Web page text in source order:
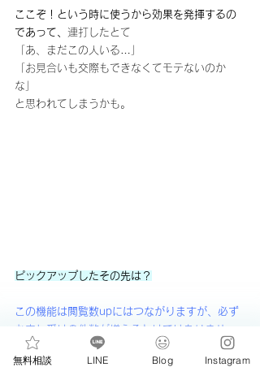
ここぞ！という時に使うから効果を発揮するの
であって、 連打したとて
「あ、まだこの人いる…」
「お見合いも交際もできなくてモテないのか
な」
と思われてしまうかも。
ピックアップしたその先は？
この機能は閲覧数upにはつながりますが、必ず
お申し受けの件数が増えるわけではありませ
ん。
特に男性の場合、閲覧数は増えたけれど思うよ
無料相談 LINE Blog Instagram